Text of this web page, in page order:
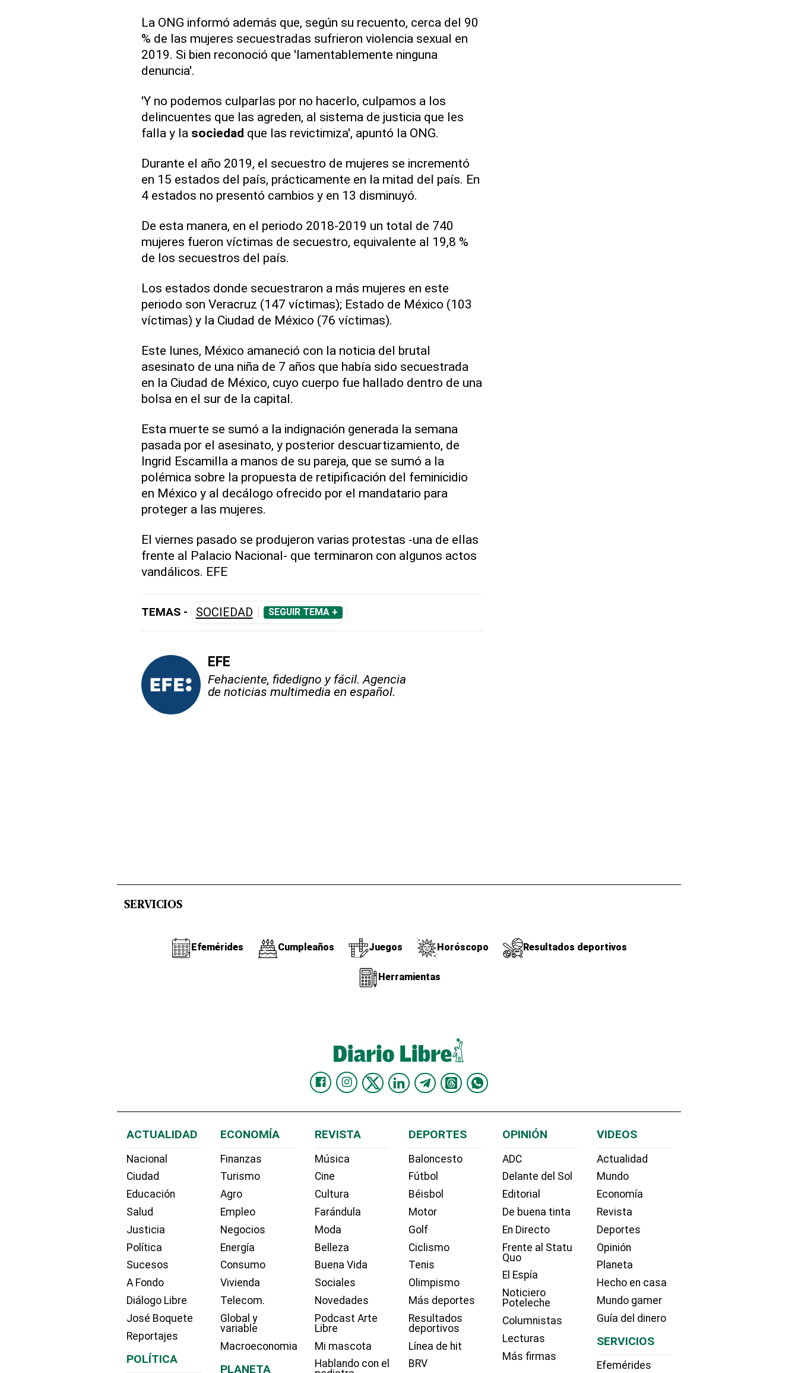
La ONG informó además que, según su recuento, cerca del 90
% de las mujeres secuestradas sufrieron violencia sexual en
2019. Si bien reconoció que 'lamentablemente ninguna
denuncia'.
'Y no podemos culparlas por no hacerlo, culpamos a los
delincuentes que las agreden, al sistema de justicia que les
falla y la sociedad que las revictimiza', apuntó la ONG.
Durante el año 2019, el secuestro de mujeres se incrementó
en 15 estados del país, prácticamente en la mitad del país. En
4 estados no presentó cambios y en 13 disminuyó.
De esta manera, en el periodo 2018-2019 un total de 740
mujeres fueron víctimas de secuestro, equivalente al 19,8 %
de los secuestros del país.
Los estados donde secuestraron a más mujeres en este
periodo son Veracruz (147 víctimas); Estado de México (103
víctimas) y la Ciudad de México (76 víctimas).
Este lunes, México amaneció con la noticia del brutal
asesinato de una niña de 7 años que había sido secuestrada
en la Ciudad de México, cuyo cuerpo fue hallado dentro de una
bolsa en el sur de la capital.
Esta muerte se sumó a la indignación generada la semana
pasada por el asesinato, y posterior descuartizamiento, de
Ingrid Escamilla a manos de su pareja, que se sumó a la
polémica sobre la propuesta de retipificación del feminicidio
en México y al decálogo ofrecido por el mandatario para
proteger a las mujeres.
El viernes pasado se produjeron varias protestas -una de ellas
frente al Palacio Nacional- que terminaron con algunos actos
vandálicos. EFE
TEMAS - SOCIEDAD SEGUIR TEMA +
EFE
Fehaciente, fidedigno y fácil. Agencia
de noticias multimedia en español.
SERVICIOS
Efemérides Cumpleaños Juegos Horóscopo Resultados deportivos
Herramientas
ACTUALIDAD
Nacional
Ciudad
Educación
Salud
Justicia
Política
Sucesos
A Fondo
Diálogo Libre
José Boquete
Reportajes
POLÍTICA
ECONOMÍA
Finanzas
Turismo
Agro
Empleo
Negocios
Energía
Consumo
Vivienda
Telecom.
Global y
variable
Macroeconomia
PLANETA
REVISTA
Música
Cine
Cultura
Farándula
Moda
Belleza
Buena Vida
Sociales
Novedades
Podcast Arte
Libre
Mi mascota
Hablando con el
DEPORTES
Baloncesto
Fútbol
Béisbol
Motor
Golf
Ciclismo
Tenis
Olimpismo
Más deportes
Resultados
deportivos
Línea de hit
BRV
OPINIÓN
ADC
Delante del Sol
Editorial
De buena tinta
En Directo
Frente al Statu
Quo
El Espía
Noticiero
Poteleche
Columnistas
Lecturas
Más firmas
VIDEOS
Actualidad
Mundo
Economía
Revista
Deportes
Opinión
Planeta
Hecho en casa
Mundo gamer
Guía del dinero
SERVICIOS
Efemérides